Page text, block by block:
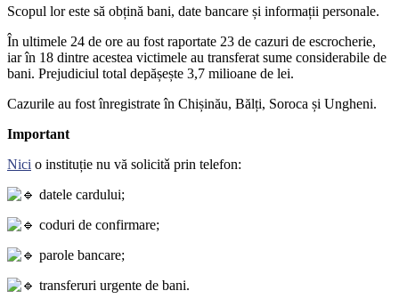
Scopul lor este să obțină bani, date bancare și informații personale.
În ultimele 24 de ore au fost raportate 23 de cazuri de escrocherie,
iar în 18 dintre acestea victimele au transferat sume considerabile de
bani. Prejudiciul total depășește 3,7 milioane de lei.
Cazurile au fost înregistrate în Chișinău, Bălți, Soroca și Ungheni.
Important
Nici o instituție nu vă solicitǎ prin telefon:
datele cardului;
coduri de confirmare;
parole bancare;
transferuri urgente de bani.